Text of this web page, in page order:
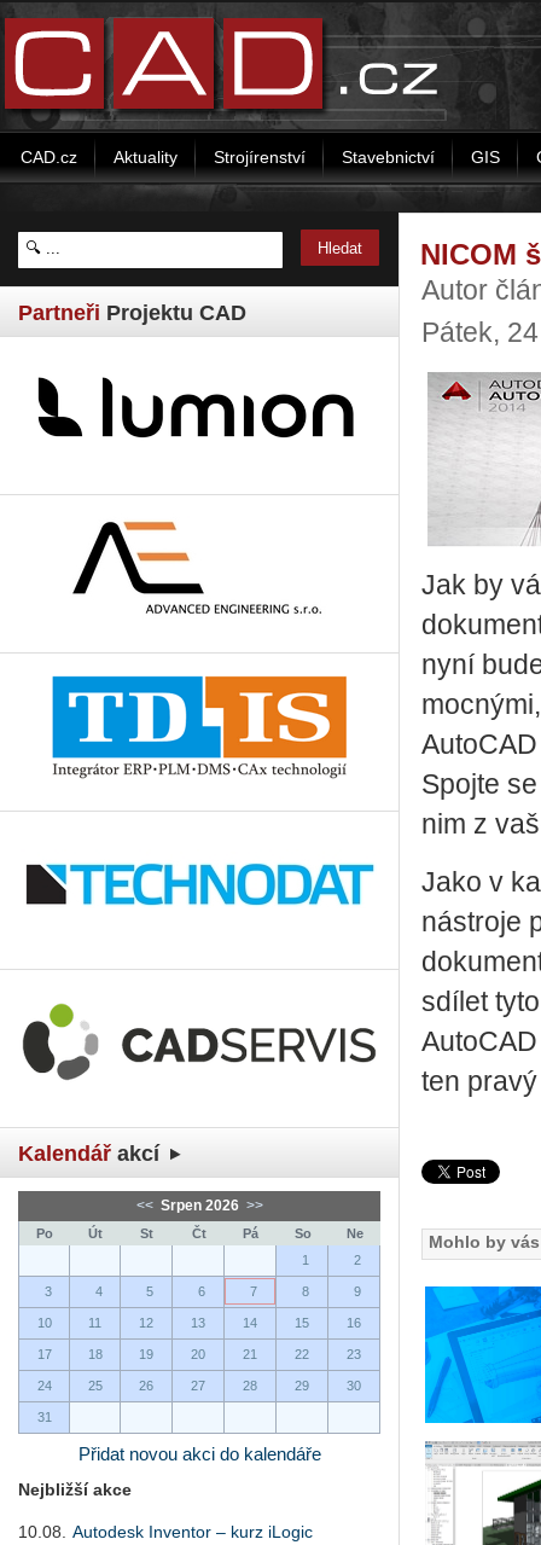
CAD.cz Aktuality Strojírenství Stavebnictví GIS
Partneři Projektu CAD
Kalendář akcí
<< Srpen 2026 >>
Po Út St Čt Pá So
Ne
1
2
3 4 5 6 7 8 9
10 11 12 13 14 15 16
17 18 19 20 21 22 23
24 25 26 27 28 29 30
31
Přidat novou akci do kalendáře
Nejbližší akce
10.08.
Autodesk Inventor – kurz iLogic
NICOM
Autor
Pátek,
Jak by
nyní
Spojte
nim z
Jako v
nástroje
sdílet
ten
Mohlo by